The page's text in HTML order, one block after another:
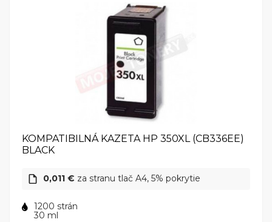
KOMPATIBILNÁ KAZETA HP 350XL (CB336EE)
BLACK
0,011 € za stranu tlač A4, 5% pokrytie
1200 strán
30 ml